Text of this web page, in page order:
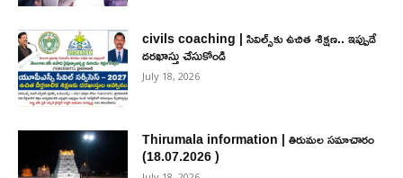
civils coaching | సివిల్స్‌కు ఉచిత శిక్ష‌ణ.. ఇప్పుడే
ద‌ర‌ఖాస్తు చేసుకోండి
July 18, 2026
Thirumala information | తిరుమల సమాచారం
(18.07.2026 )